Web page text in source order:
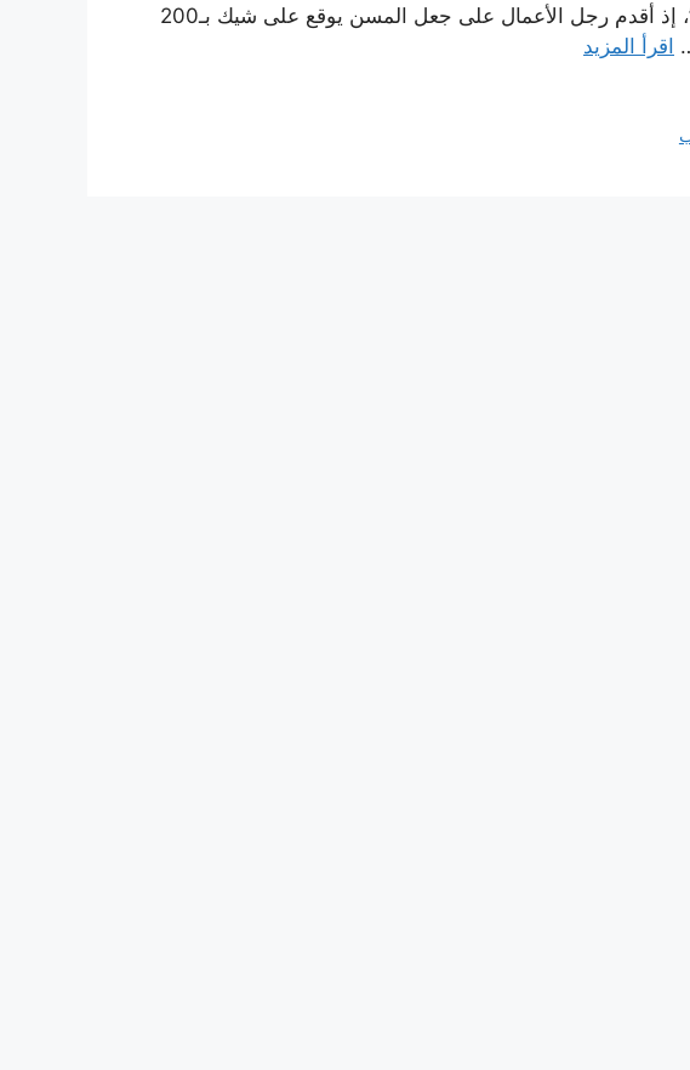
والاحتيال على المسن، وفقا لـ”عين اليوم”، إذ أقدم رجل الأعمال على جعل المسن يوقع على شيك بـ200
اقرأ المزيد